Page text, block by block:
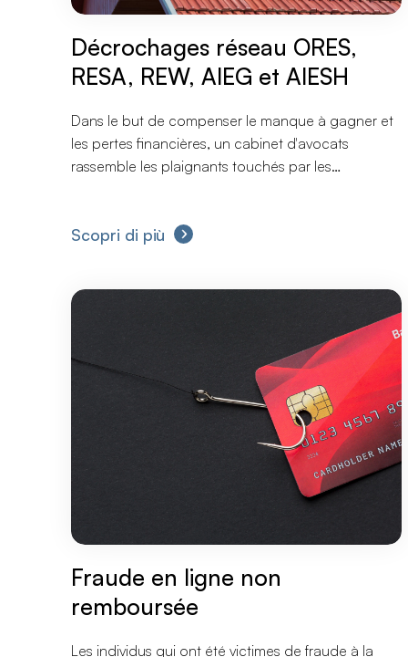
Décrochages réseau ORES,
RESA, REW, AIEG et AIESH
Dans le but de compenser le manque à gagner et
les pertes financières, un cabinet d'avocats
rassemble les plaignants touchés par les
Scopri di più
Fraude en ligne non
remboursée
Les individus qui ont été victimes de fraude à la